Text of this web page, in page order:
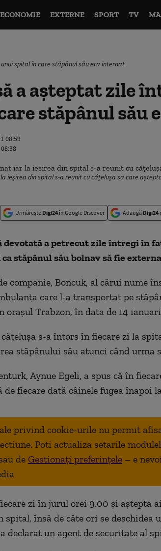
ECONOMIE EXTERNE SPORT TV
spital în care stăpânul său era internat
a așteptat zile
stăpânul său
08:59
ieșirea din spital s-a reunit cu cățelușa sa care
Urmărește Digi24în Google Discover Adaugă Digi24
devotată a petrecut zile întregi în
stăpânul său bolnav să fie
companie, Boncuk, al cărui nume
care l-a transportat pe
orașul Trabzon, în data de 14
s-a întors în fiecare zi la
stăpânului său atunci când urma
Aynue Egeli, a spus că în
de fiecare dată câinele fugea înapoi
privind cookie-urile nu permit
Poti actualiza setarile
de Gestionați preferințele – e
zi în jurul orei 9.00 și aștepta
însă de câte ori se deschidea
declarat un agent de securitate al